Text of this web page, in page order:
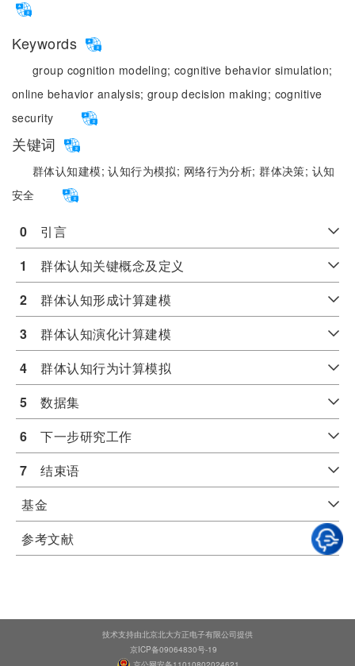
Keywords
group cognition modeling; cognitive behavior simulation;
online behavior analysis; group decision making; cognitive
security
关键词
群体认知建模;认知行为模拟; 网络行为分析;群体决策; 认知
安全
0 引言
1
群体认知关键概念及定义
2 群体认知形成计算建模
3 群体认知演化计算建模
4 群体认知行为计算模拟
5 数据集
6 下一步研究工作
7 结束语
基金
参考文献
技术支持由北京北大方正电子有限公司提供
京ICP备09064830号-19